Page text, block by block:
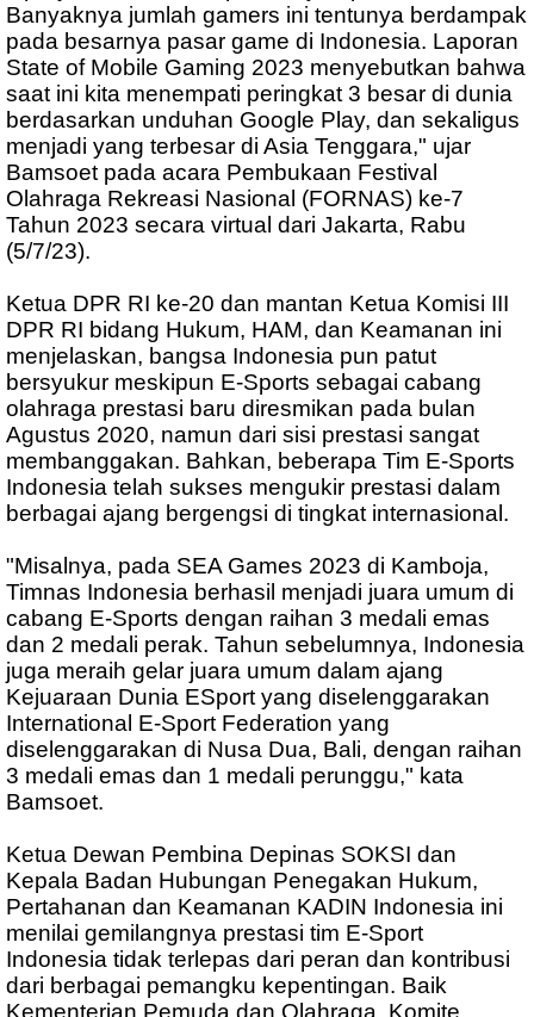
Banyaknya jumlah gamers ini tentunya berdampak
pada besarnya pasar game di Indonesia. Laporan
State of Mobile Gaming 2023 menyebutkan bahwa
saat ini kita menempati peringkat 3 besar di dunia
berdasarkan unduhan Google Play, dan sekaligus
menjadi yang terbesar di Asia Tenggara," ujar
Bamsoet pada acara Pembukaan Festival
Olahraga Rekreasi Nasional (FORNAS) ke-7
Tahun 2023 secara virtual dari Jakarta, Rabu
(5/7/23).
Ketua DPR RI ke-20 dan mantan Ketua Komisi III
DPR RI bidang Hukum, HAM, dan Keamanan ini
menjelaskan, bangsa Indonesia pun patut
bersyukur meskipun E-Sports sebagai cabang
olahraga prestasi baru diresmikan pada bulan
Agustus 2020, namun dari sisi prestasi sangat
membanggakan. Bahkan, beberapa Tim E-Sports
Indonesia telah sukses mengukir prestasi dalam
berbagai ajang bergengsi di tingkat internasional.
"Misalnya, pada SEA Games 2023 di Kamboja,
Timnas Indonesia berhasil menjadi juara umum di
cabang E-Sports dengan raihan 3 medali emas
dan 2 medali perak. Tahun sebelumnya, Indonesia
juga meraih gelar juara umum dalam ajang
Kejuaraan Dunia ESport yang diselenggarakan
International E-Sport Federation yang
diselenggarakan di Nusa Dua, Bali, dengan raihan
3 medali emas dan 1 medali perunggu," kata
Bamsoet.
Ketua Dewan Pembina Depinas SOKSI dan
Kepala Badan Hubungan Penegakan Hukum,
Pertahanan dan Keamanan KADIN Indonesia ini
menilai gemilangnya prestasi tim E-Sport
Indonesia tidak terlepas dari peran dan kontribusi
dari berbagai pemangku kepentingan. Baik
Kementerian Pemuda dan Olahraga, Komite